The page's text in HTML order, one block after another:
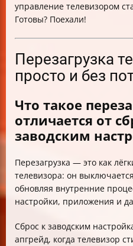
управление телевизором
Готовы? Поехали!
Перезагрузка
просто и без
Что такое
отличается от
заводским
Перезагрузка — это как
телевизора: он
обновляя внутренние
настройки, приложения и
Сброс к заводским
апгрейд, когда телевизор